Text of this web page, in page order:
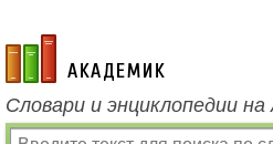
academic.ru
Словари и энциклопедии